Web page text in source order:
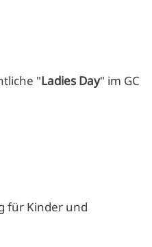
"Ladies Day" im GC
für Kinder und